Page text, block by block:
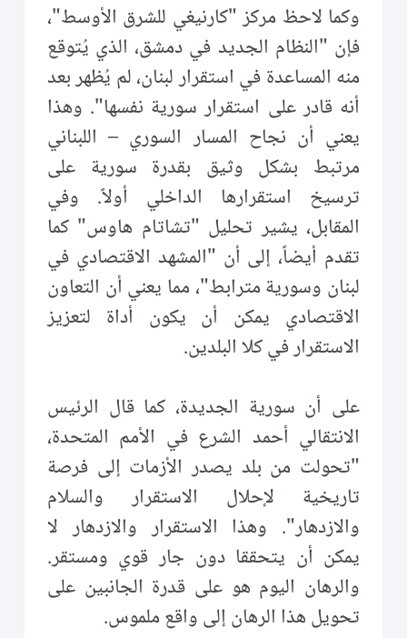
وكما لاحظ مركز "كارنيغي للشرق الأوسط"،
فإن "النظام الجديد في دمشق، الذي يُتوقع
منه المساعدة في استقرار لبنان، لم يُظهر بعد
أنه قادر على استقرار سورية نفسها". وهذا
يعني أن نجاح المسار السوري – اللبناني
مرتبط بشكل وثيق بقدرة سورية على
ترسيخ استقرارها الداخلي أولاً. وفي
المقابل، يشير تحليل "تشاتام هاوس" كما
تقدم أيضاً، إلى أن "المشهد الاقتصادي في
لبنان وسورية مترابط"، مما يعني أن التعاون
الاقتصادي يمكن أن يكون أداة لتعزيز
الاستقرار في كلا البلدين.
على أن سورية الجديدة، كما قال الرئيس
الانتقالي أحمد الشرع في الأمم المتحدة،
"تحولت من بلد يصدر الأزمات إلى فرصة
تاريخية لإحلال الاستقرار والسلام
والازدهار". وهذا الاستقرار والازدهار لا
يمكن أن يتحققا دون جار قوي ومستقر.
والرهان اليوم هو على قدرة الجانبين على
تحويل هذا الرهان إلى واقع ملموس.